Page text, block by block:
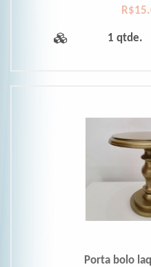
1 qtde.
Porta bolo